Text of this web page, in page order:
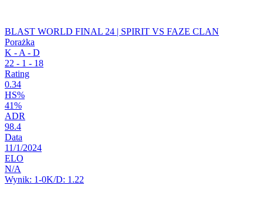
BLAST WORLD FINAL 24 | SPIRIT VS FAZE CLAN
Porażka
K - A - D
22 - 1 - 18
Rating
0.34
HS%
41%
ADR
98.4
Data
11/1/2024
ELO
N/A
Wynik: 1-0K/D: 1.22